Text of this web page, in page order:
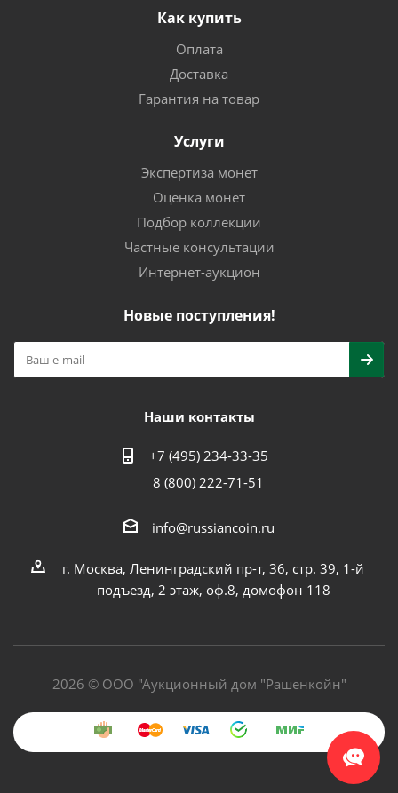
Как купить
Оплата
Доставка
Гарантия на товар
Услуги
Экспертиза монет
Оценка монет
Подбор коллекции
Частные консультации
Интернет-аукцион
Новые поступления!
Наши контакты
+7 (495) 234-33-35
8 (800) 222-71-51
info@russiancoin.ru
г. Москва, Ленинградский пр-т, 36, стр. 39, 1-й
подъезд, 2 этаж, оф.8, домофон 118
2026 © ООО "Аукционный дом "Рашенкойн"